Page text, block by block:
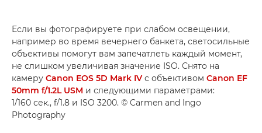
Если вы фотографируете при слабом освещении,
например во время вечернего банкета, светосильные
объективы помогут вам запечатлеть каждый момент,
не слишком увеличивая значение ISO. Снято на
камеру Canon EOS 5D Mark IV с объективом Canon EF
50mm f/1.2L USM и следующими параметрами:
1/160 сек., f/1.8 и ISO 3200. © Carmen and Ingo
Photography